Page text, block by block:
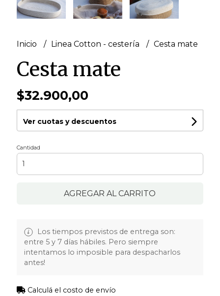
Inicio Linea Cotton - cestería Cesta mate
Cesta mate
$32.900,00
Ver cuotas y descuentos
Cantidad
AGREGAR AL CARRITO
Los tiempos previstos de entrega son:
entre 5 y 7 días hábiles. Pero siempre
intentamos lo imposible para despacharlos
antes!
Calculá el costo de envío